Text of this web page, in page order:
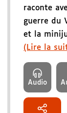
raconte
guerre du
et la
(Lire la
Audio